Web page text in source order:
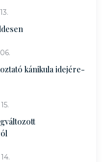
kánikula idejére-